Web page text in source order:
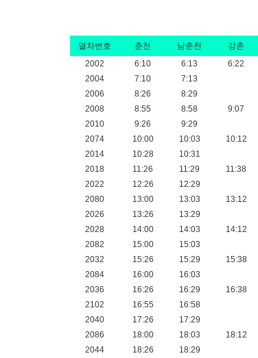
열차번호 춘천 남춘천 강촌
2002
6:10 6:13 6:22
2004
7:10 7:13
2006
8:26 8:29
2008
8:55 8:58 9:07
2010
9:26 9:29
2074
10:00 10:03 10:12
2014
10:28 10:31
2018
11:26 11:29 11:38
2022
12:26 12:29
2080
13:00 13:03 13:12
2026
13:26 13:29
2028
14:00 14:03 14:12
2082
15:00 15:03
2032
15:26 15:29 15:38
2084
16:00 16:03
2036
16:26 16:29 16:38
2102
16:55 16:58
2040
17:26 17:29
2086
18:00 18:03 18:12
2044
18:26 18:29